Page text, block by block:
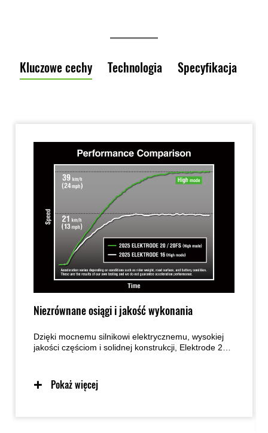
Kluczowe cechy Technologia Specyfikacja
Niezrównane osiągi i jakość wykonania
Dzięki mocnemu silnikowi elektrycznemu, wysokiej
jakości częściom i solidnej konstrukcji, Elektrode 20
Pokaż więcej